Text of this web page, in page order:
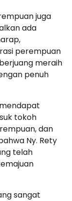
juga
ada
perempuan
meraih
penuh
tokoh
dan
Ny. Rety
telah
sangat